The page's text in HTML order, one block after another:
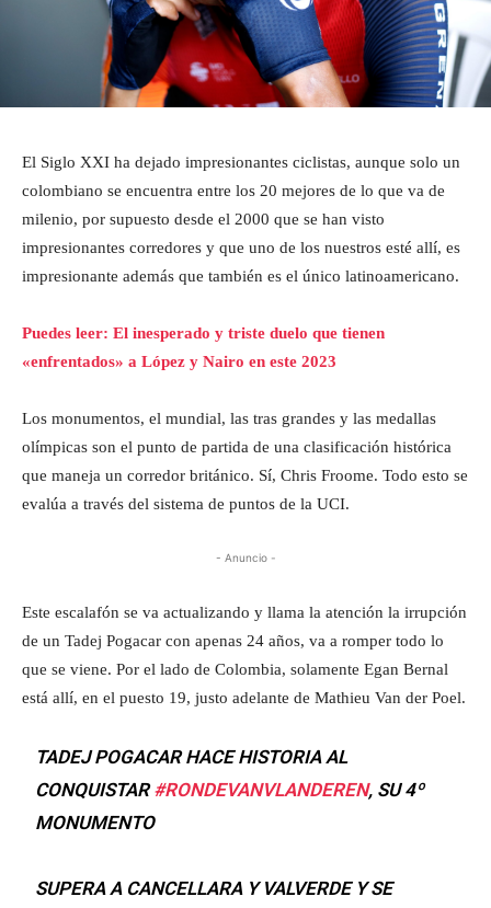
El Siglo XXI ha dejado impresionantes ciclistas, aunque solo un
colombiano se encuentra entre los 20 mejores de lo que va de
milenio, por supuesto desde el 2000 que se han visto
impresionantes corredores y que uno de los nuestros esté allí, es
impresionante además que también es el único latinoamericano.
Puedes leer: El inesperado y triste duelo que tienen
«enfrentados» a López y Nairo en este 2023
Los monumentos, el mundial, las tras grandes y las medallas
olímpicas son el punto de partida de una clasificación histórica
que maneja un corredor británico. Sí, Chris Froome. Todo esto se
evalúa a través del sistema de puntos de la UCI.
- Anuncio -
Este escalafón se va actualizando y llama la atención la irrupción
de un Tadej Pogacar con apenas 24 años, va a romper todo lo
que se viene. Por el lado de Colombia, solamente Egan Bernal
está allí, en el puesto 19, justo adelante de Mathieu Van der Poel.
TADEJ POGACAR HACE HISTORIA AL
CONQUISTAR#RONDEVANVLANDEREN, SU 4º
MONUMENTO
SUPERA A CANCELLARA Y VALVERDE Y SE